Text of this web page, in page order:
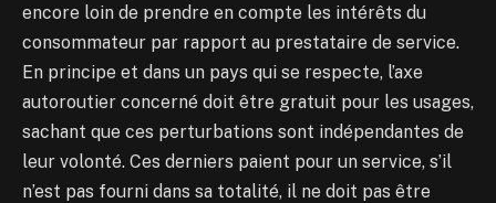
encore loin de prendre en compte les intérêts du
consommateur par rapport au prestataire de service.
En principe et dans un pays qui se respecte, l’axe
autoroutier concerné doit être gratuit pour les usages,
sachant que ces perturbations sont indépendantes de
leur volonté. Ces derniers paient pour un service, s’il
n’est pas fourni dans sa totalité, il ne doit pas être